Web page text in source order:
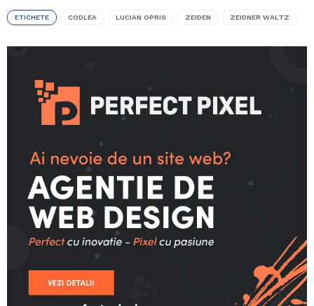
ETICHETE CODLEA LUCIAN OPRIS ZEIDEN ZEIDNER WALTZ